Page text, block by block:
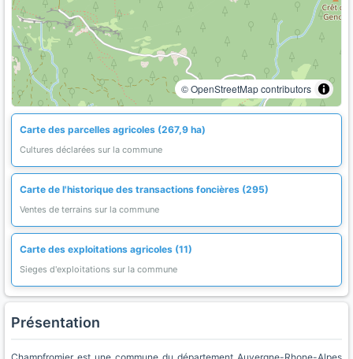
© OpenStreetMap contributors
Carte des parcelles agricoles (267,9 ha)
Cultures déclarées sur la commune
Carte de l'historique des transactions foncières (295)
Ventes de terrains sur la commune
Carte des exploitations agricoles (11)
Sieges d'exploitations sur la commune
Présentation